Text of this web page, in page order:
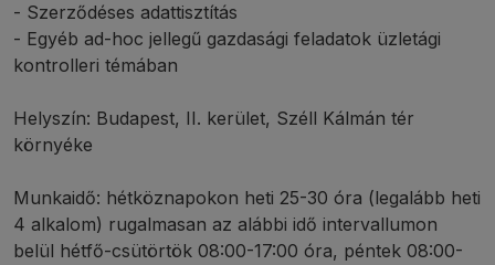
- Szerződéses adattisztítás
- Egyéb ad-hoc jellegű gazdasági feladatok üzletági
kontrolleri témában
Helyszín: Budapest, II. kerület, Széll Kálmán tér
környéke
Munkaidő: hétköznapokon heti 25-30 óra (legalább heti
4 alkalom) rugalmasan az alábbi idő intervallumon
belül hétfő-csütörtök 08:00-17:00 óra, péntek 08:00-